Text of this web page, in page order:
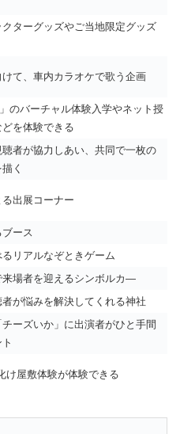
ターグッズやご当地限定グッズ
て、車内カラオケで歌う企画
のバーチャル体験入学やネット授
を体験できる
者が協力しあい、共同で一枚の
く
出展コーナー
ース
リアルなぞときゲーム
来場者を迎えるシンボルカ―
が悩みを解決してくれる神社
ーズいか」に出演者がひと手間
け屋敷体験が体験できる